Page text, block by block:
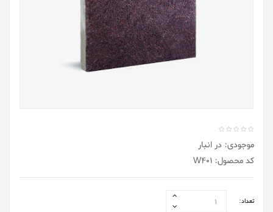
موجودی: در انبار
کد محصول: W401
تعداد: